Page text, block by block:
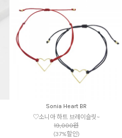
Sonia Heart BR
♡소니아 하트 브레이슬릿~
19,000원
(37%할인)